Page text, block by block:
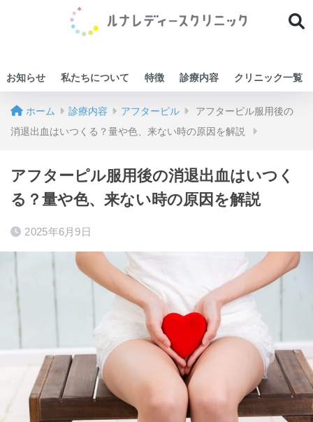
お知らせ 私たちについて 特徴 診療内容 クリニック一覧
ホーム 診療内容 アフターピル
アフターピル服用後の
消退出血はいつくる？量や色、来ない時の原因を解説
アフターピル服用後の消退出血はいつく
る？量や色、来ない時の原因を解説
2025年6月9日